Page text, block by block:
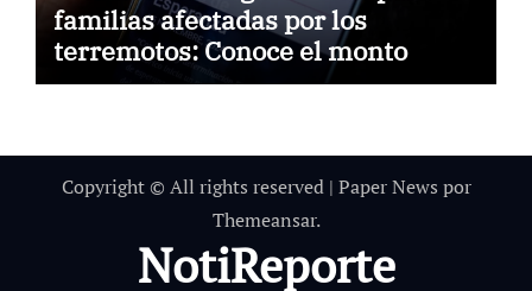
familias afectadas por los
terremotos: Conoce el monto
Copyright © All rights reserved | Paper News por
Themeansar.
NotiReporte